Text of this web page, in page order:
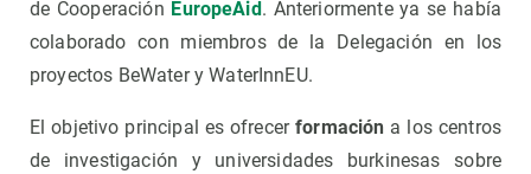
de Cooperación EuropeAid. Anteriormente ya se había
colaborado con miembros de la Delegación en los
proyectos BeWater y WaterInnEU.
El objetivo principal es ofrecerformación a los centros
de investigación y universidades burkinesas sobre